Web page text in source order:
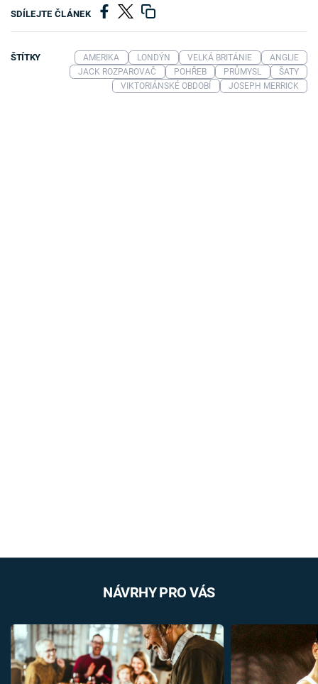
SDÍLEJTE ČLÁNEK
ŠTÍTKY AMERIKA LONDÝN VELKÁ BRITÁNIE
ANGLIE
JACK ROZPAROVAČ
POHŘEB PRŮMYSL
ŠATY
VIKTORIÁNSKÉ OBDOBÍ
JOSEPH MERRICK
NÁVRHY PRO VÁS